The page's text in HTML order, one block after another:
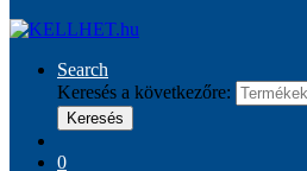
Search
Keresés a következőre:
Keresés
0